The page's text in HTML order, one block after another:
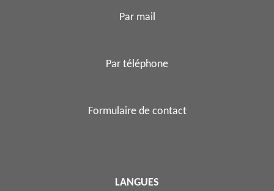
Par mail
Par téléphone
Formulaire de contact
LANGUES